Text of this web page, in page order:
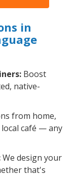
in
Boost
native-
from home,
café — any
We design your
that's